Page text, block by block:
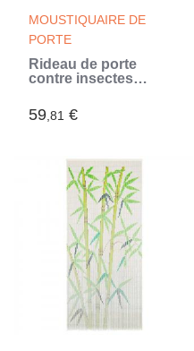
MOUSTIQUAIRE DE
PORTE
Rideau de porte
contre insectes
(Multicouleur)
59,81 €